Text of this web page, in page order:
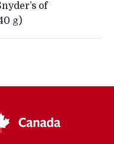
of
g)